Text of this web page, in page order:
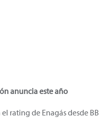
anuncia este año
rating de Enagás desde